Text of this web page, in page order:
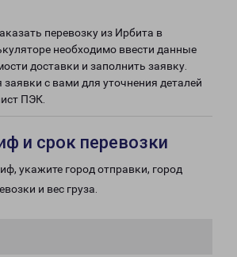
перевозку из Ирбита в
необходимо ввести данные
доставки и заполнить заявку.
заявки с вами для уточнения деталей
ПЭК.
и срок перевозки
укажите город отправки, город
и вес груза.